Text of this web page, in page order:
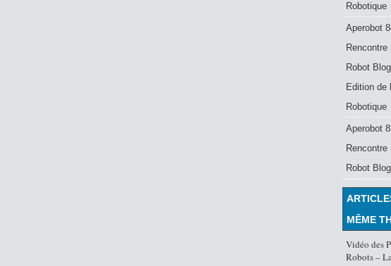
Robotique
Aperobot
Rencontre
Robot Blog
Edition de
Robotique
Aperobot
Rencontre
Robot Blog
MÊME
Vidéo des
Robots –